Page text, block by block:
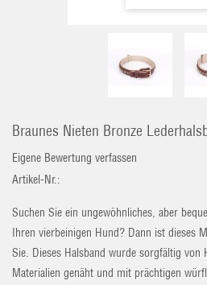
Braunes Nieten Bronze
Eigene Bewertung verfassen
Artikel-Nr.:
Suchen Sie ein ungewöhnliches, aber
Ihren vierbeinigen Hund? Dann ist dieses
Sie. Dieses Halsband wurde sorgfältig von
Materialien genäht und mit prächtigen